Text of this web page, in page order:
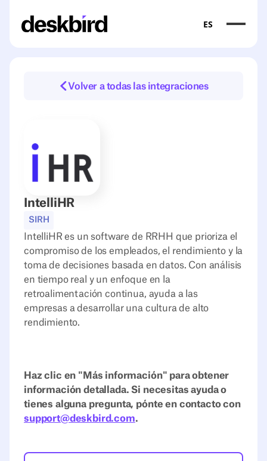
ES
Volver a todas las integraciones
IntelliHR
SIRH
IntelliHR es un software de RRHH que prioriza el
compromiso de los empleados, el rendimiento y la
toma de decisiones basada en datos. Con análisis
en tiempo real y un enfoque en la
retroalimentación continua, ayuda a las
empresas a desarrollar una cultura de alto
rendimiento.
Haz clic en "Más información" para obtener
información detallada. Si necesitas ayuda o
tienes alguna pregunta, pónte en contacto con
support@deskbird.com.